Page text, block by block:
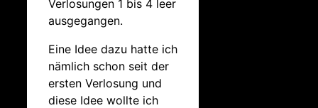
Verlosungen 1 bis 4 leer
ausgegangen.
Eine Idee dazu hatte ich
nämlich schon seit der
ersten Verlosung und
diese Idee wollte ich